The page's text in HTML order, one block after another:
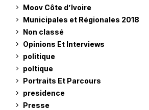
Moov Côte d’Ivoire
Municipales et Régionales 2018
Non classé
Opinions Et Interviews
politique
poltique
Portraits Et Parcours
presidence
Presse